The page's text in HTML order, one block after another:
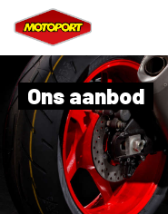
Ons aanbod